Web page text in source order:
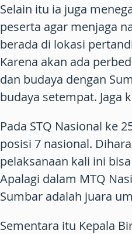
Selain itu ia juga
peserta agar menjaga
berada di lokasi
Karena akan ada
dan budaya dengan
budaya setempat. Jaga
Pada STQ Nasional ke
posisi 7 nasional.
pelaksanaan kali ini
Apalagi dalam MTQ
Sumbar adalah juara
Sementara itu Kepala